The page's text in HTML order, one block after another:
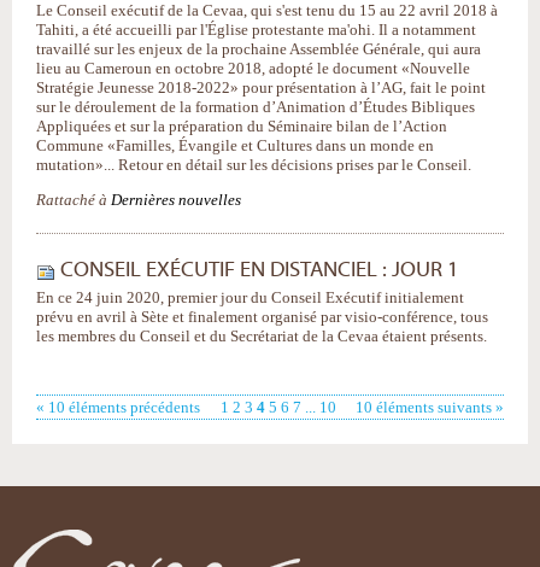
Le Conseil exécutif de la Cevaa, qui s'est tenu du 15 au 22 avril 2018 à
Tahiti, a été accueilli par l'Église protestante ma'ohi. Il a notamment
travaillé sur les enjeux de la prochaine Assemblée Générale, qui aura
lieu au Cameroun en octobre 2018, adopté le document «Nouvelle
Stratégie Jeunesse 2018-2022» pour présentation à l’AG, fait le point
sur le déroulement de la formation d’Animation d’Études Bibliques
Appliquées et sur la préparation du Séminaire bilan de l’Action
Commune «Familles, Évangile et Cultures dans un monde en
mutation»... Retour en détail sur les décisions prises par le Conseil.
Rattaché à Dernières nouvelles
CONSEIL EXÉCUTIF EN DISTANCIEL : JOUR 1
En ce 24 juin 2020, premier jour du Conseil Exécutif initialement
prévu en avril à Sète et finalement organisé par visio-conférence, tous
les membres du Conseil et du Secrétariat de la Cevaa étaient présents.
« 10 éléments précédents 10 éléments suivants »
1 2 3 4 5 6 7 ... 10